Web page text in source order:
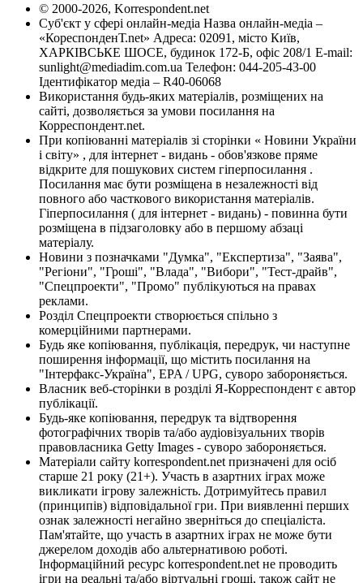
© 2000-2026, Korrespondent.net
Суб'єкт у сфері онлайн-медіа Назва онлайн-медіа –
«КореспонденТ.net» Адреса: 02091, місто Київ,
ХАРКІВСЬКЕ ШОСЕ, будинок 172-Б, офіс 208/1 E-mail:
sunlight@mediadim.com.ua Телефон: 044-205-43-00
Ідентифікатор медіа – R40-06068
Використання будь-яких матеріалів, розміщених на
сайті, дозволяється за умови посилання на
Корреспондент.net.
При копіюванні матеріалів зі сторінки « Новини України
і світу» , для інтернет - видань - обов'язкове пряме
відкрите для пошукових систем гіперпосилання .
Посилання має бути розміщена в незалежності від
повного або часткового використання матеріалів.
Гіперпосилання ( для інтернет - видань) - повинна бути
розміщена в підзаголовку або в першому абзаці
матеріалу.
Новини з позначками "Думка", "Експертиза", "Заява",
"Регіони", "Гроші", "Влада", "Вибори", "Тест-драйв",
"Спецпроекти", "Промо" публікуються на правах
реклами.
Розділ Спецпроекти створюється спільно з
комерційними партнерами.
Будь яке копіювання, публікація, передрук, чи наступне
поширення інформації, що містить посилання на
"Інтерфакс-Україна", EPA / UPG, суворо забороняється.
Власник веб-сторінки в розділі Я-Корреспондент є автор
публікації.
Будь-яке копіювання, передрук та відтворення
фотографічних творів та/або аудіовізуальних творів
правовласника Getty Images - суворо забороняється.
Матеріали сайту korrespondent.net призначені для осіб
старше 21 року (21+). Участь в азартних іграх може
викликати ігрову залежність. Дотримуйтесь правил
(принципів) відповідальної гри. При виявленні перших
ознак залежності негайно зверніться до спеціаліста.
Пам'ятайте, що участь в азартних іграх не може бути
джерелом доходів або альтернативою роботі.
Інформаційний ресурс korrespondent.net не проводить
ігри на реальні та/або віртуальні гроші, також сайт не